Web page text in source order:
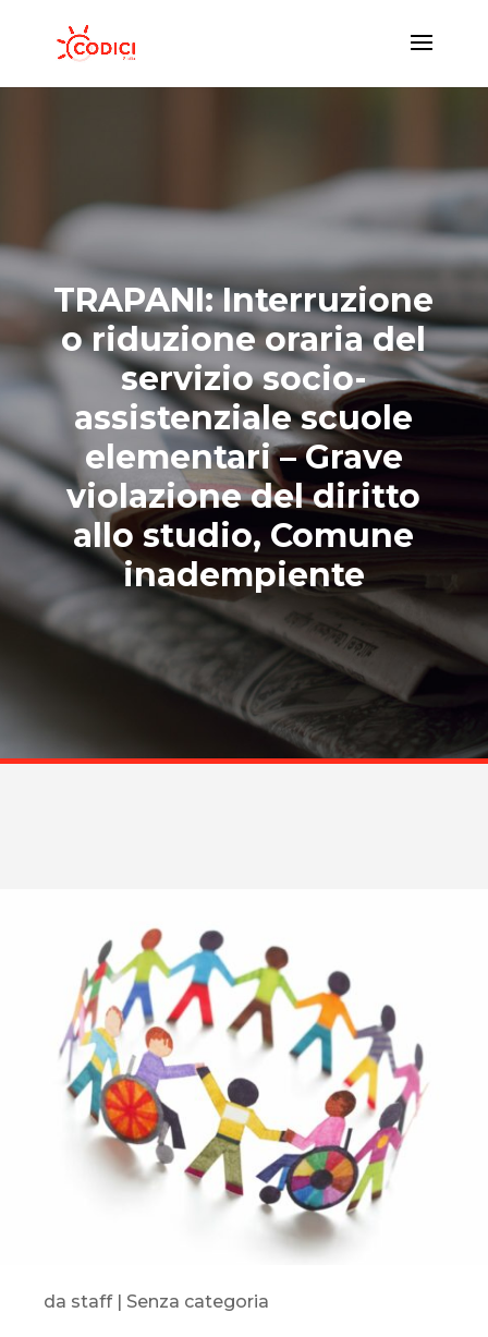
TRAPANI: Interruzione
o riduzione oraria del
servizio socio-
assistenziale scuole
elementari – Grave
violazione del diritto
allo studio, Comune
inadempiente
da staff| Senza categoria